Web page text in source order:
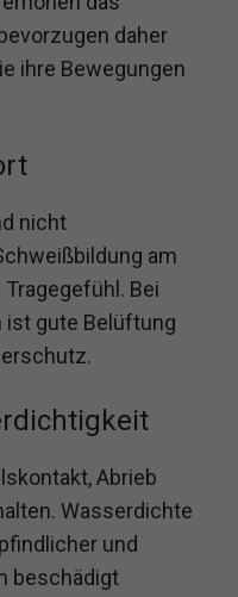
daher
ihre Bewegungen
nicht
am
Bei
ist gute Belüftung
Abrieb
Wasserdichte
und
beschädigt